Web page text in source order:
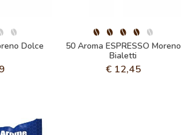
Dolce
50 Aroma ESPRESSO Moreno
Bialetti
€ 12,45